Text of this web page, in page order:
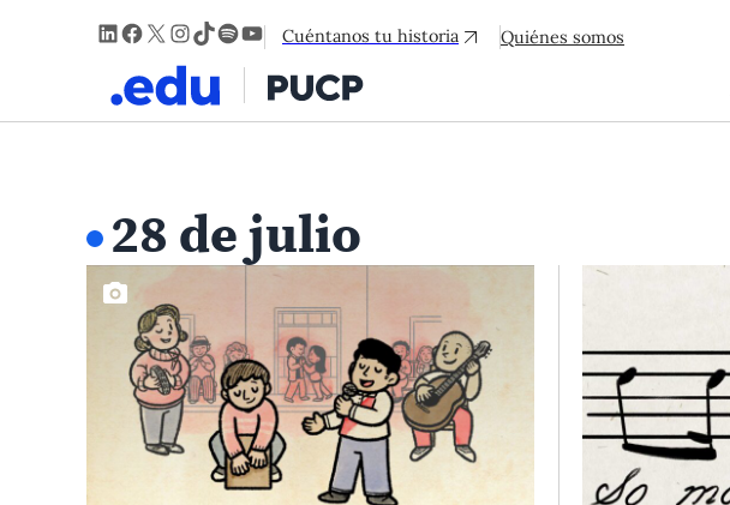
LinkedIn
Facebook
X Instagram
TikTok
Spotify
YouTube
Cuéntanos tu historia Quiénes somos
28 de julio